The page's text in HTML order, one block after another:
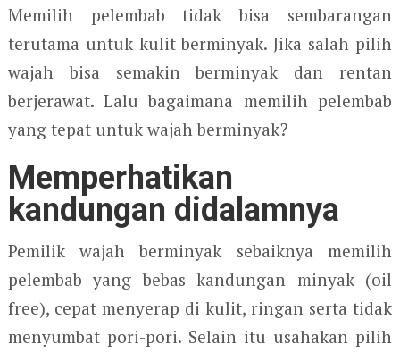
Memilih pelembab tidak bisa sembarangan
terutama untuk kulit berminyak. Jika salah pilih
wajah bisa semakin berminyak dan rentan
berjerawat. Lalu bagaimana memilih pelembab
yang tepat untuk wajah berminyak?
Memperhatikan
kandungan didalamnya
Pemilik wajah berminyak sebaiknya memilih
pelembab yang bebas kandungan minyak (oil
free), cepat menyerap di kulit, ringan serta tidak
menyumbat pori-pori. Selain itu usahakan pilih